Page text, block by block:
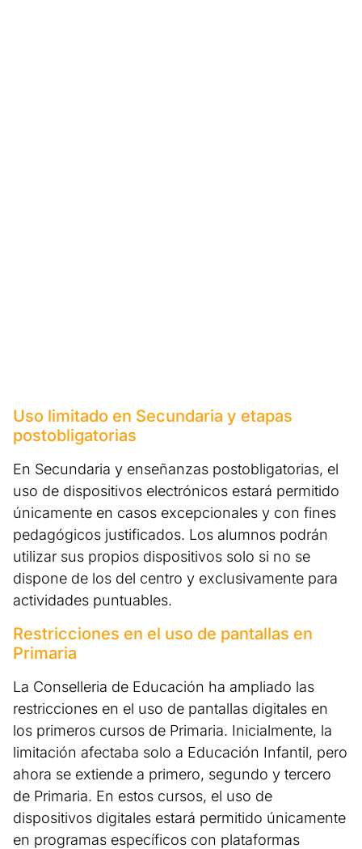
Uso limitado en Secundaria y etapas
postobligatorias
En Secundaria y enseñanzas postobligatorias, el
uso de dispositivos electrónicos estará permitido
únicamente en casos excepcionales y con fines
pedagógicos justificados. Los alumnos podrán
utilizar sus propios dispositivos solo si no se
dispone de los del centro y exclusivamente para
actividades puntuables.
Restricciones en el uso de pantallas en
Primaria
La Conselleria de Educación ha ampliado las
restricciones en el uso de pantallas digitales en
los primeros cursos de Primaria. Inicialmente, la
limitación afectaba solo a Educación Infantil, pero
ahora se extiende a primero, segundo y tercero
de Primaria. En estos cursos, el uso de
dispositivos digitales estará permitido únicamente
en programas específicos con plataformas